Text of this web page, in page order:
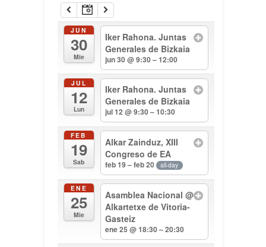
JUN
30
Mie
Iker Rahona. Juntas
Generales de Bizkaia
jun 30 @ 9:30 – 12:00
JUL
12
Lun
Iker Rahona. Juntas
Generales de Bizkaia
jul 12 @ 9:30 – 10:30
FEB
19
Sab
Alkar Zainduz, XIII
Congreso de EA
feb 19 – feb 20 all-day
ENE
25
Mie
Asamblea Nacional@
Alkartetxe de Vitoria-
Gasteiz
ene 25 @ 18:30 – 20:30